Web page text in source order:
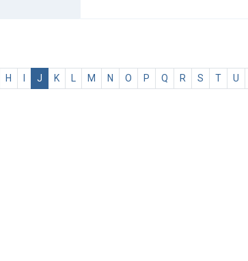
H I J K L M N O P Q R S T U